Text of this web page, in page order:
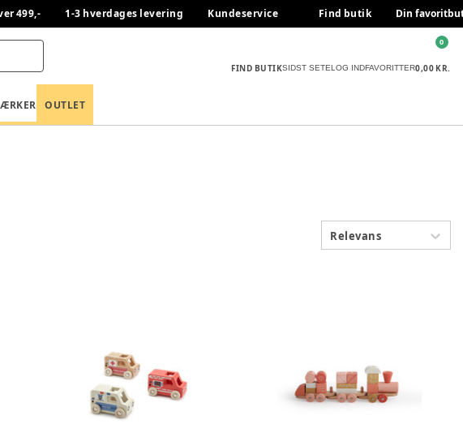
499,- 1-3 hverdages levering Kundeservice Find butik Din
FIND BUTIKSIDST SETELOG INDFAVORITTER0,00 KR.
0
OUTLET
Relevans